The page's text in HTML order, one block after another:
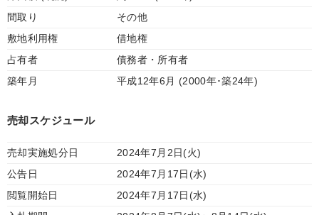
間取り
その他
敷地利用権
借地権
占有者
債務者・所有者
築年月
平成12年6月 (2000年･築24年)
売却スケジュール
売却実施処分日
2024年7月2日(火)
公告日
2024年7月17日(水)
閲覧開始日
2024年7月17日(水)